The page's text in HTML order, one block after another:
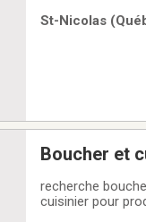
St-Nicolas
Boucher et
recherche
cuisinier pour